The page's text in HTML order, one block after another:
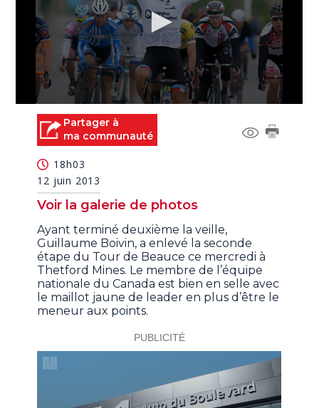
seconds Partager à
ma communauté
18h03
12 juin 2013
Voir la galerie de photos
Ayant terminé deuxième la veille,
Guillaume Boivin, a enlevé la seconde
étape du Tour de Beauce ce mercredi à
Thetford Mines. Le membre de l’équipe
nationale du Canada est bien en selle avec
le maillot jaune de leader en plus d’être le
meneur aux points.